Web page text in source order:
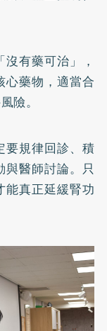
有藥可治」，
心藥物，適當合
險。
要規律回診、積
與醫師討論。只
能真正延緩腎功